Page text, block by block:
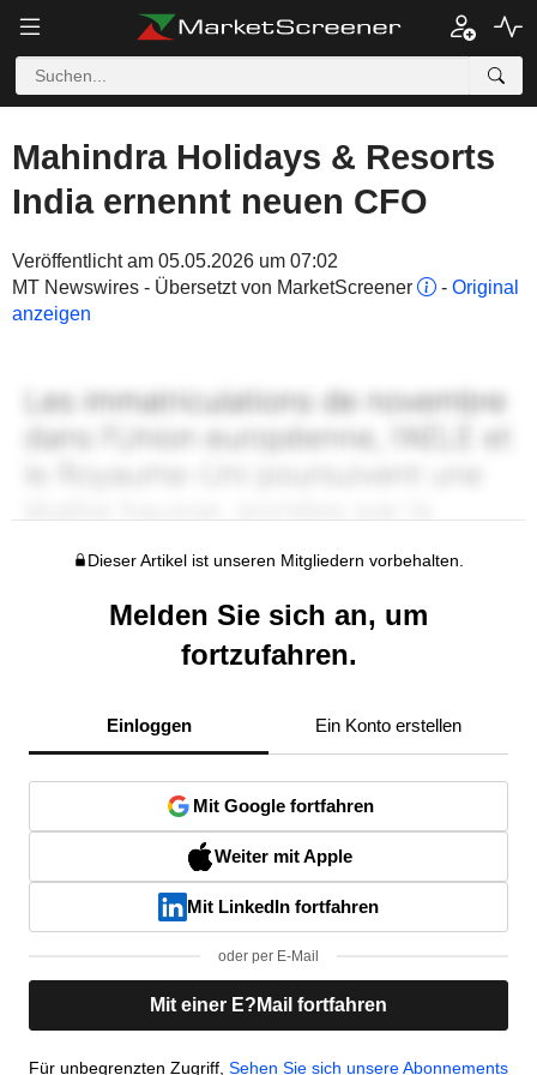
Mahindra Holidays & Resorts
India ernennt neuen CFO
Veröffentlicht am 05.05.2026 um 07:02
MT Newswires - Übersetzt von MarketScreener
- Original
anzeigen
Dieser Artikel ist unseren Mitgliedern vorbehalten.
Melden Sie sich an, um
fortzufahren.
Einloggen Ein Konto erstellen
Mit Google fortfahren
Weiter mit Apple
Mit LinkedIn fortfahren
oder per E-Mail
Mit einer E?Mail fortfahren
Für unbegrenzten Zugriff, Sehen Sie sich unsere Abonnements